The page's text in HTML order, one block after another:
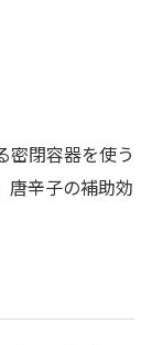
密閉容器を使う
唐辛子の補助効